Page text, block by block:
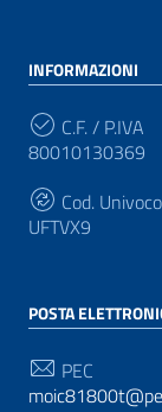
INFORMAZIONI
C.F. / P.IVA
80010130369
Cod. Univoco
UFTVX9
POSTA
PEC